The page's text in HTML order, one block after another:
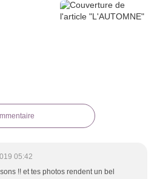
05:42
!! et tes photos rendent un bel